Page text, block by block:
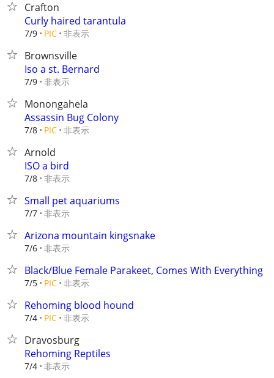
Crafton
Curly haired tarantula
7/9 PIC 非表示
Brownsville
Iso a st. Bernard
7/9 非表示
Monongahela
Assassin Bug Colony
7/8 PIC 非表示
Arnold
ISO a bird
7/8 非表示
Small pet aquariums
7/7 非表示
Arizona mountain kingsnake
7/6 非表示
Black/Blue Female Parakeet, Comes With Everything
7/5 PIC 非表示
Rehoming blood hound
7/4 PIC 非表示
Dravosburg
Rehoming Reptiles
7/4 非表示